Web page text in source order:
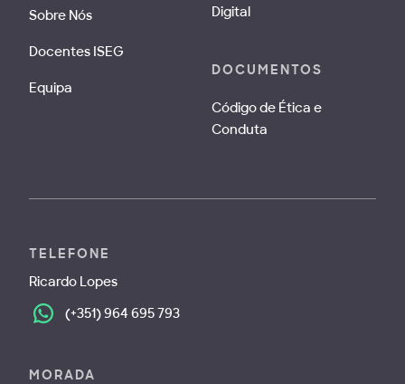
Sobre Nós
Docentes ISEG
Equipa
Digital
DOCUMENTOS
Código de Ética e
Conduta
TELEFONE
Ricardo Lopes
(+351) 964 695 793
MORADA